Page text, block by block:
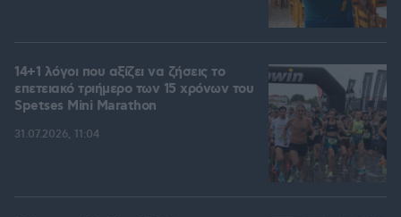
14+1 λόγοι που αξίζει να ζήσεις το
επετειακό τριήμερο των 15 χρόνων του
Spetses Mini Marathon
31.07.2026, 11:04